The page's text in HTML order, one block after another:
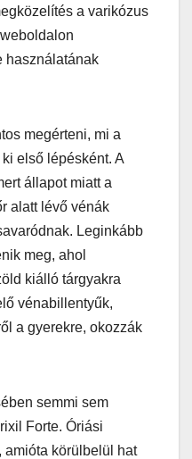
a varikózus
használatának
megérteni, mi a
első lépésként. A
állapot miatt a
alatt lévő vénák
Leginkább
meg, ahol
kiálló tárgyakra
vénabillentyűk,
a gyerekre, okozzák
semmi sem
Forte. Óriási
amióta körülbelül hat